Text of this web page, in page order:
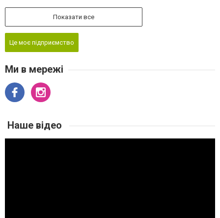
Показати все
Це моє підприємство
Ми в мережі
Наше відео